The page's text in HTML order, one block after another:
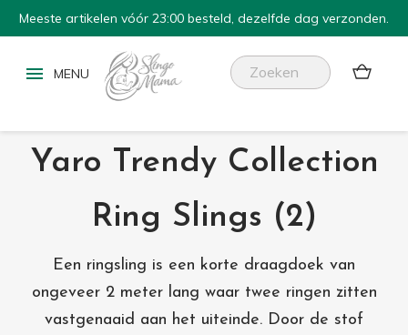
Meeste artikelen vóór 23:00 besteld, dezelfde dag verzonden.

Yaro Trendy Collection
Ring Slings (2)
Een ringsling is een korte draagdoek van
ongeveer 2 meter lang waar twee ringen zitten
vastgenaaid aan het uiteinde. Door de stof